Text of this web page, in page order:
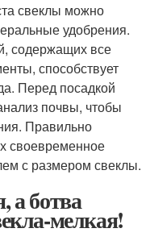
свеклы можно
удобрения.
содержащих все
способствует
Перед посадкой
почвы, чтобы
Правильно
своевременное
с размером свеклы.
а ботва
мелкая!